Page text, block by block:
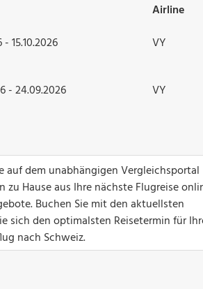
Airline
- 15.10.2026 VY
- 24.09.2026 VY
auf dem unabhängigen Vergleichsportal
Hause aus Ihre nächste Flugreise
Buchen Sie mit den aktuellsten
sich den optimalsten Reisetermin für
nach Schweiz.